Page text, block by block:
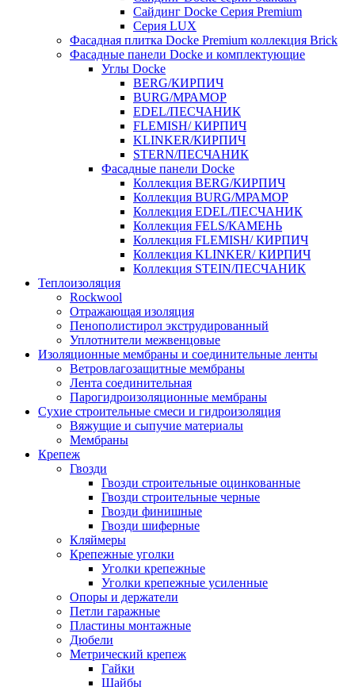
Сайдинг Docke Серия Premium
Серия LUX
Фасадная плитка Docke Premium коллекция Brick
Фасадные панели Docke и комплектующие
Углы Docke
BERG/КИРПИЧ
BURG/МРАМОР
EDEL/ПЕСЧАНИК
FLEMISH/ КИРПИЧ
KLINKER/КИРПИЧ
STERN/ПЕСЧАНИК
Фасадные панели Docke
Коллекция BERG/КИРПИЧ
Коллекция BURG/МРАМОР
Коллекция EDEL/ПЕСЧАНИК
Коллекция FELS/КАМЕНЬ
Коллекция FLEMISH/ КИРПИЧ
Коллекция KLINKER/ КИРПИЧ
Коллекция STEIN/ПЕСЧАНИК
Теплоизоляция
Rockwool
Отражающая изоляция
Пенополистирол экструдированный
Уплотнители межвенцовые
Изоляционные мембраны и соединительные ленты
Ветровлагозащитные мембраны
Лента соединительная
Парогидроизоляционные мембраны
Сухие строительные смеси и гидроизоляция
Вяжущие и сыпучие материалы
Мембраны
Крепеж
Гвозди
Гвозди строительные оцинкованные
Гвозди строительные черные
Гвозди финишные
Гвозди шиферные
Кляймеры
Крепежные уголки
Уголки крепежные
Уголки крепежные усиленные
Опоры и держатели
Петли гаражные
Пластины монтажные
Дюбели
Метрический крепеж
Гайки
Шайбы